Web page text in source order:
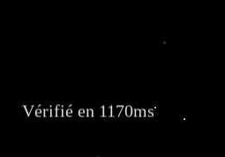
Vérifié en 1170ms